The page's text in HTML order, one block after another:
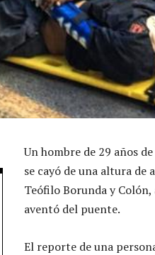
Un hombre de 29 años
se cayó de una altura
Teófilo Borunda y
aventó del puente.
El reporte de una